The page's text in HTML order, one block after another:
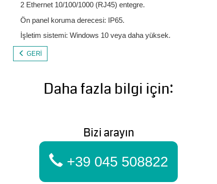
2 Ethernet 10/100/1000 (RJ45) entegre.
Ön panel koruma derecesi: IP65.
İşletim sistemi: Windows 10 veya daha yüksek.
GERI
Daha fazla bilgi için:
Bizi arayın
+39 045 508822